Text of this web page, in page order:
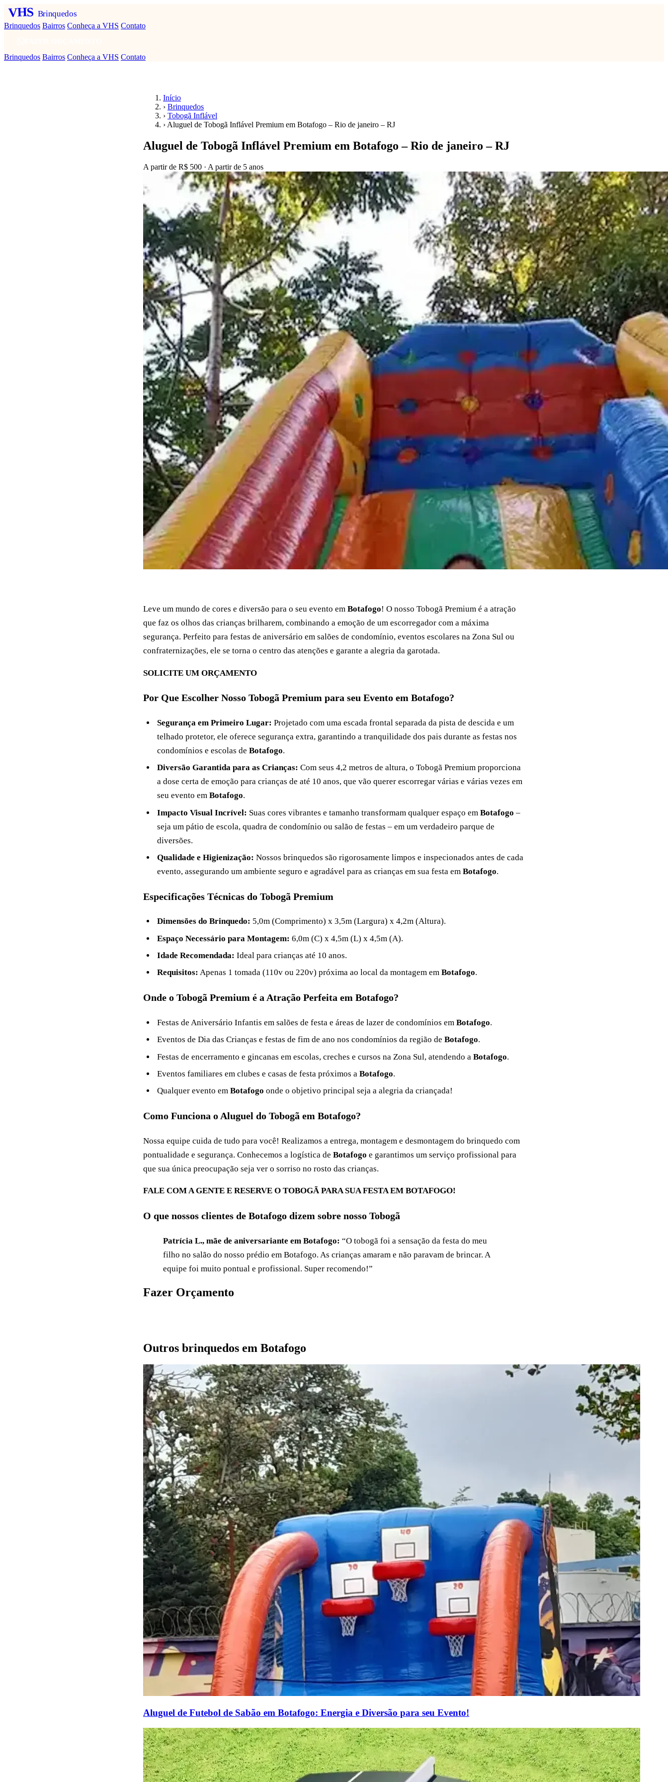
VHS Brinquedos
Brinquedos Bairros Conheça a VHS Contato
Brinquedos Bairros Conheça a VHS Contato
Início
› Brinquedos
› Tobogã Inflável
› Aluguel de Tobogã Inflável Premium em Botafogo – Rio de janeiro – RJ
Aluguel de Tobogã Inflável Premium em Botafogo – Rio de janeiro – RJ
A partir de R$ 500 · A partir de 5 anos
Leve um mundo de cores e diversão para o seu evento em Botafogo! O nosso Tobogã Premium é a atração
que faz os olhos das crianças brilharem, combinando a emoção de um escorregador com a máxima
segurança. Perfeito para festas de aniversário em salões de condomínio, eventos escolares na Zona Sul ou
confraternizações, ele se torna o centro das atenções e garante a alegria da garotada.
SOLICITE UM ORÇAMENTO
Por Que Escolher Nosso Tobogã Premium para seu Evento em Botafogo?
Segurança em Primeiro Lugar: Projetado com uma escada frontal separada da pista de descida e um
telhado protetor, ele oferece segurança extra, garantindo a tranquilidade dos pais durante as festas nos
condomínios e escolas de Botafogo.
Diversão Garantida para as Crianças: Com seus 4,2 metros de altura, o Tobogã Premium proporciona
a dose certa de emoção para crianças de até 10 anos, que vão querer escorregar várias e várias vezes em
seu evento em Botafogo.
Impacto Visual Incrível: Suas cores vibrantes e tamanho transformam qualquer espaço em Botafogo –
seja um pátio de escola, quadra de condomínio ou salão de festas – em um verdadeiro parque de
diversões.
Qualidade e Higienização: Nossos brinquedos são rigorosamente limpos e inspecionados antes de cada
evento, assegurando um ambiente seguro e agradável para as crianças em sua festa em Botafogo.
Especificações Técnicas do Tobogã Premium
Dimensões do Brinquedo: 5,0m (Comprimento) x 3,5m (Largura) x 4,2m (Altura).
Espaço Necessário para Montagem: 6,0m (C) x 4,5m (L) x 4,5m (A).
Idade Recomendada: Ideal para crianças até 10 anos.
Requisitos: Apenas 1 tomada (110v ou 220v) próxima ao local da montagem em Botafogo.
Onde o Tobogã Premium é a Atração Perfeita em Botafogo?
Festas de Aniversário Infantis em salões de festa e áreas de lazer de condomínios em Botafogo.
Eventos de Dia das Crianças e festas de fim de ano nos condomínios da região de Botafogo.
Festas de encerramento e gincanas em escolas, creches e cursos na Zona Sul, atendendo a Botafogo.
Eventos familiares em clubes e casas de festa próximos a Botafogo.
Qualquer evento em Botafogo onde o objetivo principal seja a alegria da criançada!
Como Funciona o Aluguel do Tobogã em Botafogo?
Nossa equipe cuida de tudo para você! Realizamos a entrega, montagem e desmontagem do brinquedo com
pontualidade e segurança. Conhecemos a logística de Botafogo e garantimos um serviço profissional para
que sua única preocupação seja ver o sorriso no rosto das crianças.
FALE COM A GENTE E RESERVE O TOBOGÃ PARA SUA FESTA EM BOTAFOGO!
O que nossos clientes de Botafogo dizem sobre nosso Tobogã
Patrícia L., mãe de aniversariante em Botafogo: “O tobogã foi a sensação da festa do meu
filho no salão do nosso prédio em Botafogo. As crianças amaram e não paravam de brincar. A
equipe foi muito pontual e profissional. Super recomendo!”
Fazer Orçamento
Outros brinquedos em Botafogo
Aluguel de Futebol de Sabão em Botafogo: Energia e Diversão para seu Evento!